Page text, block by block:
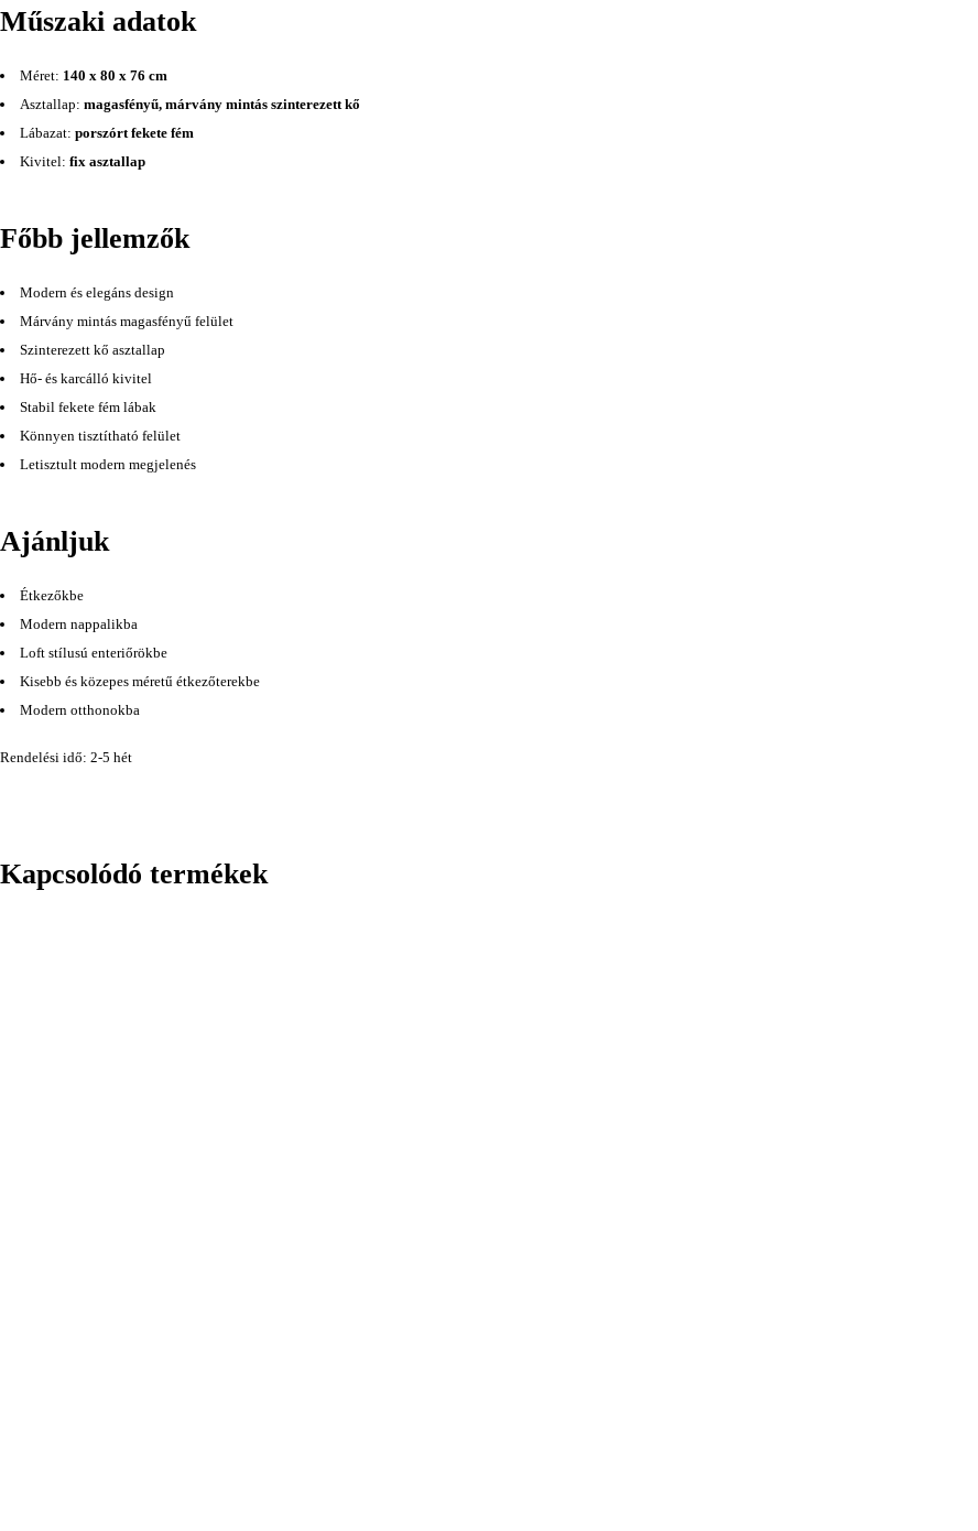
Műszaki adatok
Méret: 140 x 80 x 76 cm
Asztallap: magasfényű, márvány mintás szinterezett kő
Lábazat: porszórt fekete fém
Kivitel: fix asztallap
Főbb jellemzők
Modern és elegáns design
Márvány mintás magasfényű felület
Szinterezett kő asztallap
Hő- és karcálló kivitel
Stabil fekete fém lábak
Könnyen tisztítható felület
Letisztult modern megjelenés
Ajánljuk
Étkezőkbe
Modern nappalikba
Loft stílusú enteriőrökbe
Kisebb és közepes méretű étkezőterekbe
Modern otthonokba
Rendelési idő: 2-5 hét
Kapcsolódó termékek